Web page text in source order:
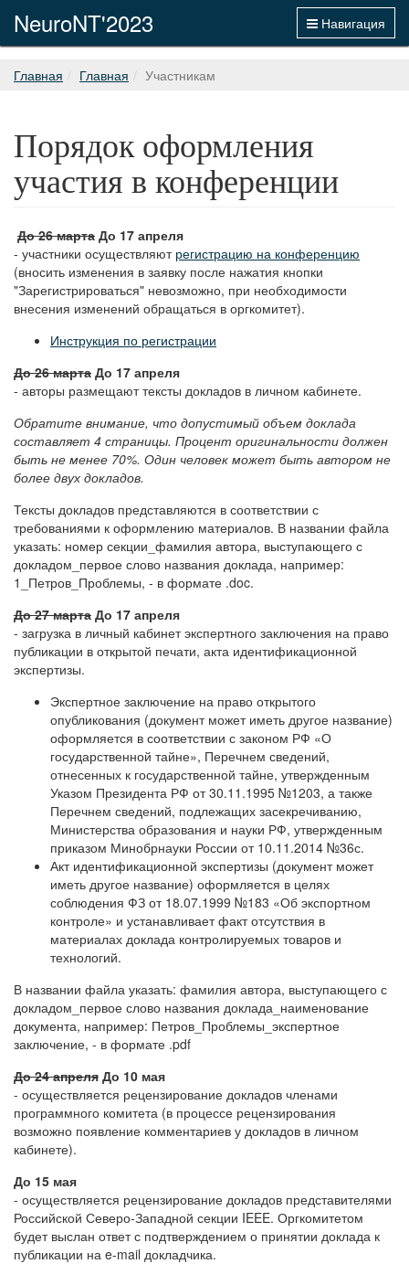
Навигация
NeuroNT'2023
Главная Главная Участникам
Порядок оформления
участия в конференции
До 26 марта До 17 апреля
- участники осуществляют регистрацию на конференцию
(вносить изменения в заявку после нажатия кнопки
"Зарегистрироваться" невозможно, при необходимости
внесения изменений обращаться в оргкомитет).
Инструкция по регистрации
До 26 марта До 17 апреля
- авторы размещают тексты докладов в личном кабинете.
Обратите внимание, что допустимый объем доклада
составляет 4 страницы. Процент оригинальности должен
быть не менее 70%. Один человек может быть автором не
более двух докладов.
Тексты докладов представляются в соответствии с
требованиями к оформлению материалов. В названии файла
указать: номер секции_фамилия автора, выступающего с
докладом_первое слово названия доклада, например:
1_Петров_Проблемы, - в формате .doc.
До 27 марта До 17 апреля
- загрузка в личный кабинет экспертного заключения на право
публикации в открытой печати, акта идентификационной
экспертизы.
Экспертное заключение на право открытого
опубликования (документ может иметь другое название)
оформляется в соответствии с законом РФ «О
государственной тайне», Перечнем сведений,
отнесенных к государственной тайне, утвержденным
Указом Президента РФ от 30.11.1995 №1203, а также
Перечнем сведений, подлежащих засекречиванию,
Министерства образования и науки РФ, утвержденным
приказом Минобрнауки России от 10.11.2014 №36с.
Акт идентификационной экспертизы (документ может
иметь другое название) оформляется в целях
соблюдения ФЗ от 18.07.1999 №183 «Об экспортном
контроле» и устанавливает факт отсутствия в
материалах доклада контролируемых товаров и
технологий.
В названии файла указать: фамилия автора, выступающего с
докладом_первое слово названия доклада_наименование
документа, например: Петров_Проблемы_экспертное
заключение, - в формате .pdf
До 24 апреля До 10 мая
- осуществляется рецензирование докладов членами
программного комитета (в процессе рецензирования
возможно появление комментариев у докладов в личном
кабинете).
До 15 мая
- осуществляется рецензирование докладов представителями
Российской Северо-Западной секции IEEE. Оргкомитетом
будет выслан ответ с подтверждением о принятии доклада к
публикации на e-mail докладчика.